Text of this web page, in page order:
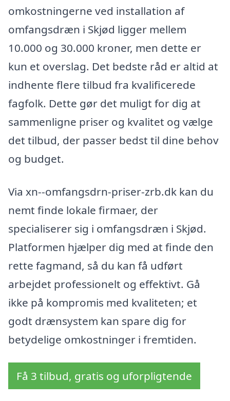
omkostningerne ved installation af
omfangsdræn i Skjød ligger mellem
10.000 og 30.000 kroner, men dette er
kun et overslag. Det bedste råd er altid at
indhente flere tilbud fra kvalificerede
fagfolk. Dette gør det muligt for dig at
sammenligne priser og kvalitet og vælge
det tilbud, der passer bedst til dine behov
og budget.
Via xn--omfangsdrn-priser-zrb.dk kan du
nemt finde lokale firmaer, der
specialiserer sig i omfangsdræn i Skjød.
Platformen hjælper dig med at finde den
rette fagmand, så du kan få udført
arbejdet professionelt og effektivt. Gå
ikke på kompromis med kvaliteten; et
godt drænsystem kan spare dig for
betydelige omkostninger i fremtiden.
Få 3 tilbud, gratis og uforpligtende